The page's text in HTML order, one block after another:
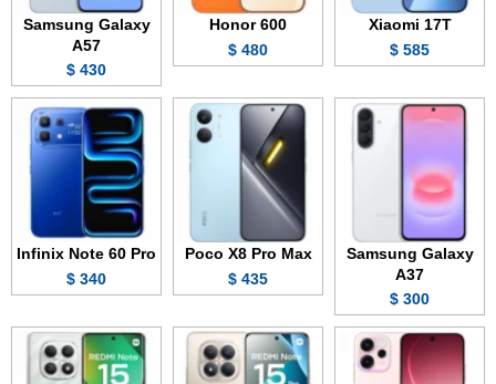
Xiaomi 17T
585 $
Honor 600
480 $
Samsung Galaxy
A57
430 $
Samsung Galaxy
A37
300 $
Poco X8 Pro Max
435 $
Infinix Note 60 Pro
340 $